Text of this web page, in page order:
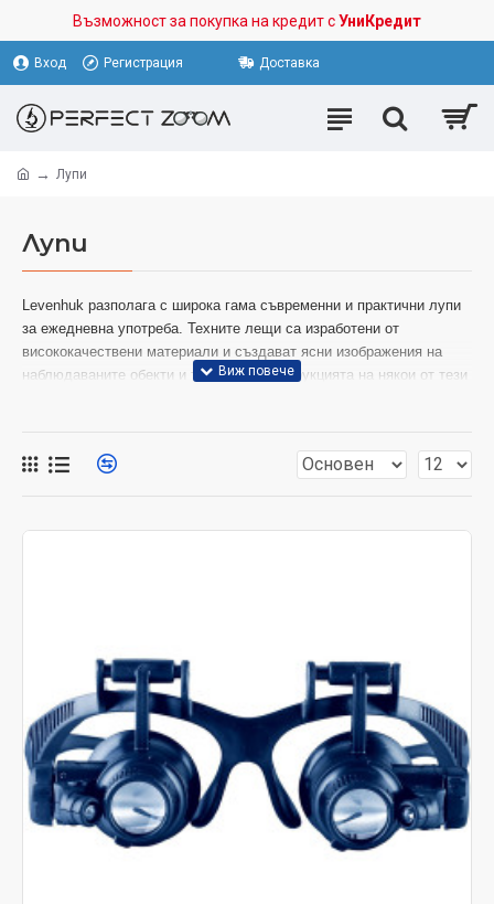
Възможност за покупка на кредит сУниКредит
Вход Регистрация Доставка
Лупи
Лупи
Levenhuk разполага с широка гама съвременни и практични лупи
за ежедневна употреба. Техните лещи са изработени от
висококачествени материали и създават ясни изображения на
наблюдаваните обекти и текстове; конструкцията на някои от тези